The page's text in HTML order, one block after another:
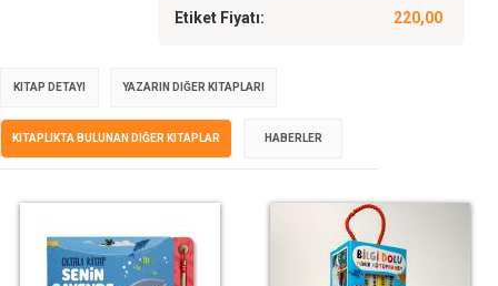
Etiket Fiyatı: 220,00
KITAP DETAYI YAZARIN DIĞER KITAPLARI
KITAPLIKTA BULUNAN DIĞER KITAPLAR HABERLER